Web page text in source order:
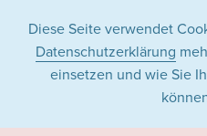
Diese Seite verwendet
Datenschutzerklärung
einsetzen und wie Sie